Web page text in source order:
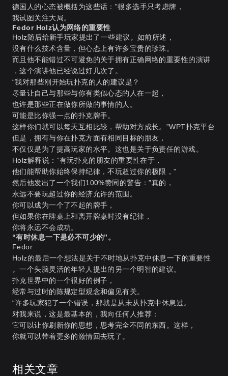
德国人的心态被概括为这些话：”很多选手只考虑牌，
我试图关注大局。
Fedor Holz认为网络的重要性
Holz随后给新手玩家提出了一些建议。如前所述，
没有什么技术含量，但心态上有许多宝贵的珍珠。
而且他不能错过不可避免的关于拥有正确网络的重要性的演讲
，这个演讲他已经说过好几次了。
“我对那些刚开始玩扑克的人的建议是？
尽量让自己与那些与你有类似心态的人在一起，
也许是那些正在做你所做的事情的人。
可能是比你强一点的扑克牌手。
这样你们就可以每天互相比较，帮助对方成长。”WPT扑克平台
但是，拥有与你在扑克方面有相同目标的朋友，
不仅仅是为了提高玩家的水平。这也是关于负责任的游戏。
Holz解释说：”有玩扑克的朋友的重要性在于，
他们能帮助你始终保持纪律，不玩超过你的极限，”
然后他发出了一个我们100%赞同的警告：”真的，
永远不要玩超过你的经济允许的范围。
你可以成为一个了不起的牌手，
但如果你在牌桌上和离开牌桌时没有纪律，
你将永远不会成功。
“有时休息一下是必不可少的”。
Fedor
Holz的最后一个想法是关于不时地从扑克中休息一下的重要性
。一个头脑灵活的年轻人提出的另一个明智的建议。
扑克世界中的一个很好的例子，
经常与过时的陈规定型观念和偏见有关。
“许多玩家犯了一个错误，那就是从未从扑克中休息过。
对我来说，这是最基本的，我向任何人推荐：
它可以让你刷新你的思想，思考完全不同的东西。这样，
你就可以带着更多的激情回去玩了。
相关文章